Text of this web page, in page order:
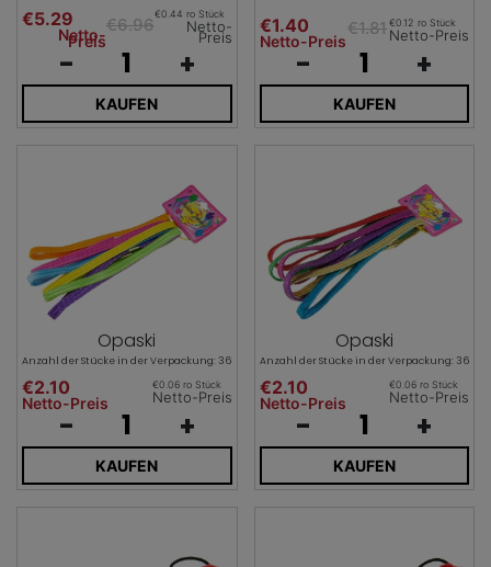
€5.29
Netto-
Preis
€6.96€0.44 ro Stück
Netto-
Preis
- +
KAUFEN
€1.40
Netto-Preis
€1.81€0.12 ro Stück
Netto-Preis
- +
KAUFEN
Opaski
Anzahl der Stücke in der Verpackung: 36
€2.10
Netto-Preis
€0.06 ro Stück
Netto-Preis
- +
KAUFEN
Opaski
Anzahl der Stücke in der Verpackung: 36
€2.10
Netto-Preis
€0.06 ro Stück
Netto-Preis
- +
KAUFEN